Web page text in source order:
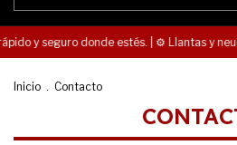
y seguro donde estés. | ⚙️ Llantas y
Inicio . Contacto